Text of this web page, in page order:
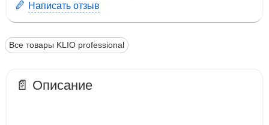
Написать отзыв
Все товары KLIO professional
📄 Описание